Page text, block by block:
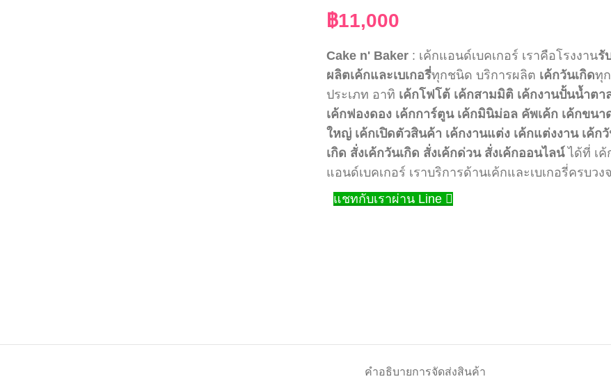
฿11,000
Cake n' Baker : เค้กแอนด์เบคเกอร์ เราคือโรงงานรั
ผลิตเค้กและเบเกอรี่ทุกชนิด บริการผลิต เค้กวันเกิดทุก
ประเภท อาทิ เค้กโฟโต้ เค้กสามมิติ เค้กงานปั้นน้ำตา
เค้กฟองดอง เค้กการ์ตูน เค้กมินิม่อล คัพเค้ก เค้กขนา
ใหญ่ เค้กเปิดตัวสินค้า เค้กงานแต่ง เค้กแต่งงาน เค้ก
เกิด สั่งเค้กวันเกิด สั่งเค้กด่วน สั่งเค้กออนไลน์ได้ที่ เค้
แอนด์เบคเกอร์ เราบริการด้านเค้กและเบเกอรี่ครบวง
แชทกับเราผ่าน Line
คำอธิบายการจัดส่งสินค้า